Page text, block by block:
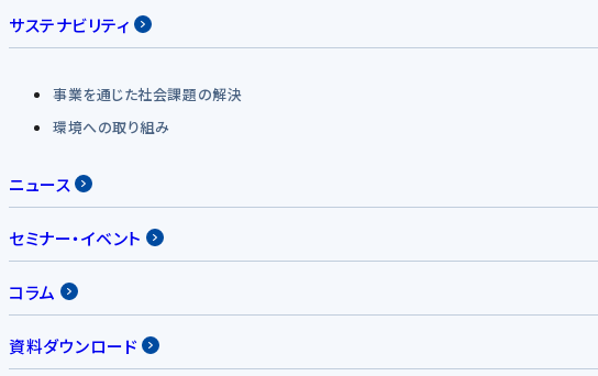
サステナビリティ
事業を通じた社会課題の解決
環境への取り組み
ニュース
セミナー・イベント
コラム
資料ダウンロード